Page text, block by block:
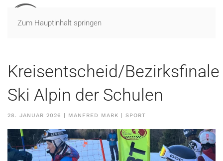
Zum Hauptinhalt springen
Kreisentscheid/Bezirksfinale
Ski Alpin der Schulen
28. JANUAR 2026 | MANFRED MARK | SPORT